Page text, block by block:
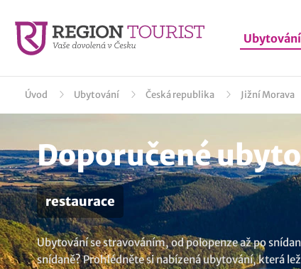
Ubytování
Úvod Ubytování Česká republika Jižní Morava
Doporučené
restaurace
Ubytování se stravováním, od polopenze až po
snídaně? Prohlédněte si nabízená ubytování, která